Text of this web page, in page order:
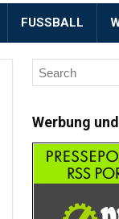
FUSSBALL
Werbung